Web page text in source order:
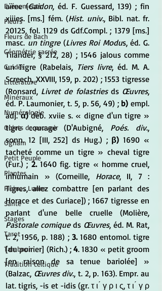
Evénements
Fleurs
Fleurs de Bach
Géométrie sacrée
Guides
Littérature
Minéraux
Numérologie
Objets de pouvoir
Ogham
Petit Peuple
Plantes
Pleines Lunes
Santé
Stages
Tarot
Tambour
Tradition celtique
aïree (Gaidon, éd. F. Guessard, 139) ; fin
xiiies. [ms.] fém. (Hist. univ., Bibl. nat. fr.
20125, fol. 1129 ds Gdf.Compl. ; 1379 [ms.]
masc. un tingre (Livres Roi Modus, éd. G.
Tilander, § 212, 28) ; 1546 jalous comme
un Tigre (Rabelais, Tiers livre, éd. M. A.
Screech, XXVIII, 159, p. 202) ; 1553 tigresse
(Ronsard, Livret de folastries ds Œuvres,
éd. P. Laumonier, t. 5, p. 56, 49) ; b) empl.
adj. α) déb. xviie s. « digne d'un tigre »
tigre courage (D'Aubigné, Poés. div.,
sonn. 12 [III, 252] ds Hug.) ; β) 1690 «
tacheté comme un tigre » cheval tigre
(Fur.) ; 2. 1640 fig. tigre « homme cruel,
inhumain » (Corneille, Horace, II, 7 :
Tigres, allez combattre [en parlant des
Horace et des Curiace]) ; 1667 tigresse en
Pastorale comique ds Œuvres, éd. M. Rat,
t. 2, 1956, p. 188) ; 3. 1680 entomol. tigre
[du poirier] (Rich.) ; 4. 1830 « petit groom
[en raison de sa tenue bariolée] »
(Balzac, Œuvres div., t. 2, p. 163). Empr. au
lat. tigris, -is et -idis (gr. τ ι ́ γ ρ ι ς, τ ι ́ γ ρ